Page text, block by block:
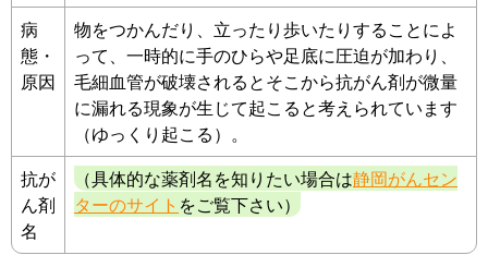
病
態・
原因
物をつかんだり、立ったり歩いたりすることによ
って、一時的に手のひらや足底に圧迫が加わり、
毛細血管が破壊されるとそこから抗がん剤が微量
に漏れる現象が生じて起こると考えられています
（ゆっくり起こる）。
抗が
ん剤
名
（具体的な薬剤名を知りたい場合は静岡がんセン
ターのサイト をご覧下さい）